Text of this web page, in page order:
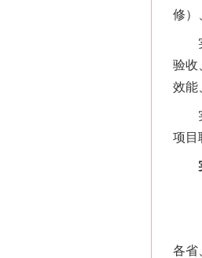
修）
实
验收
效能
实
项目
实
各省